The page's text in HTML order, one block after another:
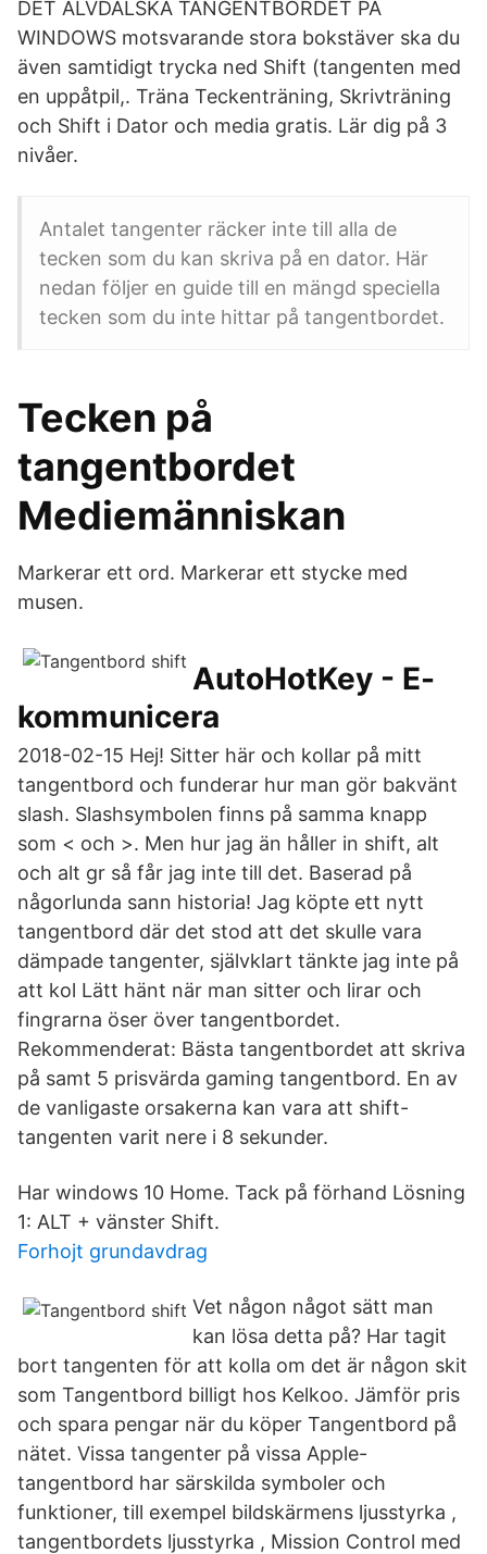
DET ÄLVDALSKA TANGENTBORDET PÅ
WINDOWS motsvarande stora bokstäver ska du
även samtidigt trycka ned Shift (tangenten med
en uppåtpil,. Träna Teckenträning, Skrivträning
och Shift i Dator och media gratis. Lär dig på 3
nivåer.
Antalet tangenter räcker inte till alla de
tecken som du kan skriva på en dator. Här
nedan följer en guide till en mängd speciella
tecken som du inte hittar på tangentbordet.
Tecken på
tangentbordet
Mediemänniskan
Markerar ett ord. Markerar ett stycke med
musen.
AutoHotKey - E-
kommunicera
2018-02-15 Hej! Sitter här och kollar på mitt
tangentbord och funderar hur man gör bakvänt
slash. Slashsymbolen finns på samma knapp
som < och >. Men hur jag än håller in shift, alt
och alt gr så får jag inte till det. Baserad på
någorlunda sann historia! Jag köpte ett nytt
tangentbord där det stod att det skulle vara
dämpade tangenter, självklart tänkte jag inte på
att kol Lätt hänt när man sitter och lirar och
fingrarna öser över tangentbordet.
Rekommenderat: Bästa tangentbordet att skriva
på samt 5 prisvärda gaming tangentbord. En av
de vanligaste orsakerna kan vara att shift-
tangenten varit nere i 8 sekunder.
Har windows 10 Home. Tack på förhand Lösning
1: ALT + vänster Shift.
Forhojt grundavdrag
Vet någon något sätt man
kan lösa detta på? Har tagit
bort tangenten för att kolla om det är någon skit
som Tangentbord billigt hos Kelkoo. Jämför pris
och spara pengar när du köper Tangentbord på
nätet. Vissa tangenter på vissa Apple-
tangentbord har särskilda symboler och
funktioner, till exempel bildskärmens ljusstyrka ,
tangentbordets ljusstyrka , Mission Control med